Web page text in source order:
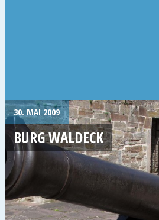
30. MAI 2009
BURG WALDECK